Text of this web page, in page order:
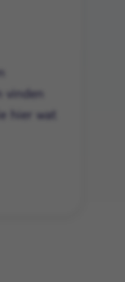
vinden
hier wat